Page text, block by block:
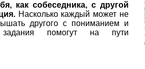
как собеседника, с другой
Насколько каждый может не
другого с пониманием и
задания помогут на пути